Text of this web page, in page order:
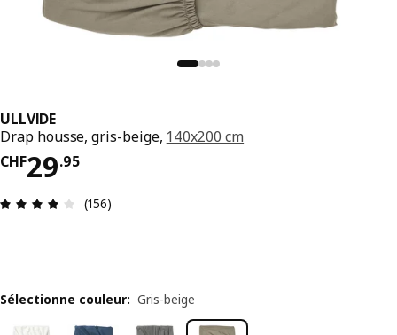
ULLVIDE
Drap housse, gris-beige, 140x200 cm
CHF29.95
Prix CHF 29.95
Avis: 4.1 sur 5 étoiles. Nombre total d’avis: 156
(156)
Sélectionne couleur: Gris-beige